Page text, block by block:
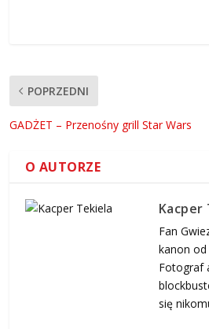
POPRZEDNI
GADŻET – Przenośny grill Star Wars
O AUTORZE
Kacper
Fan
kanon od
Fotograf
się